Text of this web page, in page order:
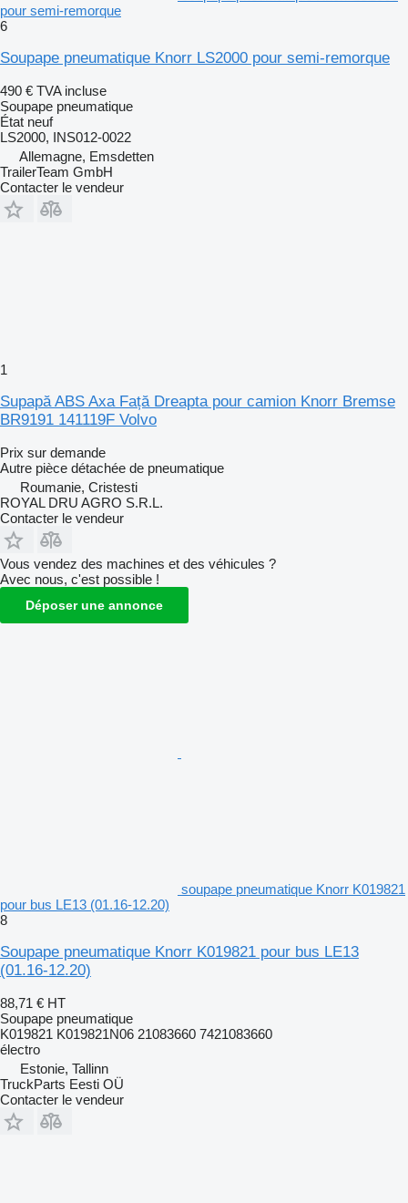
pour semi-remorque
6
Soupape pneumatique Knorr LS2000 pour semi-remorque
490 € TVA incluse
Soupape pneumatique
État neuf
LS2000, INS012-0022
Allemagne, Emsdetten
TrailerTeam GmbH
Contacter le vendeur
1
Supapă ABS Axa Față Dreapta pour camion Knorr Bremse
BR9191 141119F Volvo
Prix sur demande
Autre pièce détachée de pneumatique
Roumanie, Cristesti
ROYAL DRU AGRO S.R.L.
Contacter le vendeur
Vous vendez des machines et des véhicules ?
Avec nous, c'est possible !
Déposer une annonce
soupape pneumatique Knorr K019821
pour bus LE13 (01.16-12.20)
8
Soupape pneumatique Knorr K019821 pour bus LE13
(01.16-12.20)
88,71 € HT
Soupape pneumatique
K019821 K019821N06 21083660 7421083660
électro
Estonie, Tallinn
TruckParts Eesti OÜ
Contacter le vendeur